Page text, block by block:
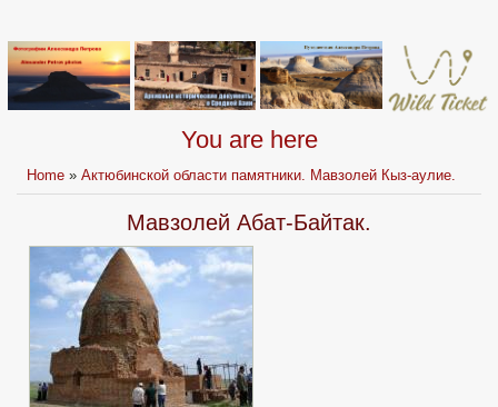
You are here
Home »Актюбинской области памятники. Мавзолей Кыз-аулие.
Мавзолей Абат-Байтак.